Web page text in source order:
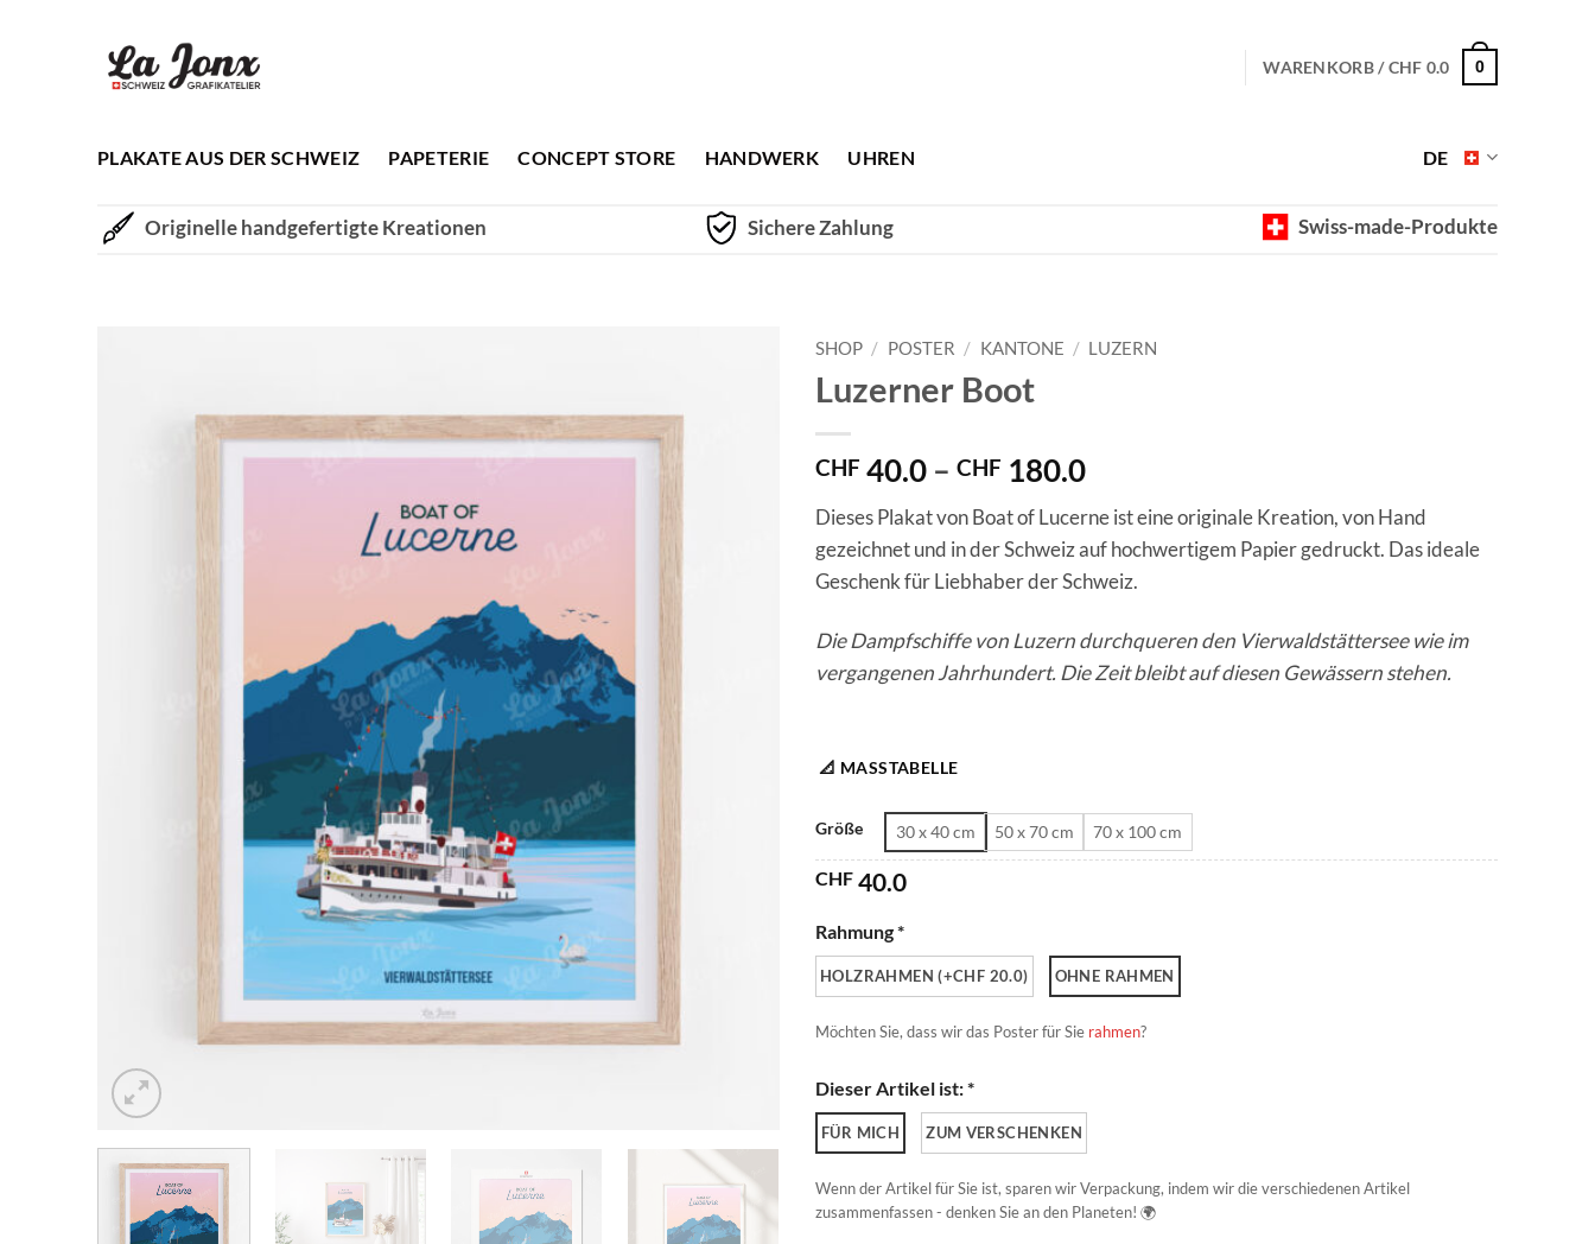
WARENKORB /CHF 0.0 0
PLAKATE AUS DER SCHWEIZ PAPETERIE CONCEPT STORE HANDWERK UHREN DE
Originelle handgefertigte Kreationen Sichere Zahlung Swiss-made-Produkte
SHOP / POSTER / KANTONE / LUZERN
Luzerner Boot
CHF 40.0 – CHF 180.0Preisspanne:
CHF 40.0
bis
CHF 180.0
Dieses Plakat von Boat of Lucerne ist eine originale Kreation, von Hand
gezeichnet und in der Schweiz auf hochwertigem Papier gedruckt. Das ideale
Geschenk für Liebhaber der Schweiz.
Die Dampfschiffe von Luzern durchqueren den Vierwaldstättersee wie im
vergangenen Jahrhundert. Die Zeit bleibt auf diesen Gewässern stehen.
📐 MASSTABELLE
Größe 30 x 40 cm 50 x 70 cm 70 x 100 cm
CHF 40.0
Rahmung *
HOLZRAHMEN (+CHF 20.0) OHNE RAHMEN
Möchten Sie, dass wir das Poster für Sie rahmen?
Dieser Artikel ist: *
FÜR MICH ZUM VERSCHENKEN
Wenn der Artikel für Sie ist, sparen wir Verpackung, indem wir die verschiedenen Artikel
zusammenfassen - denken Sie an den Planeten! 🌍